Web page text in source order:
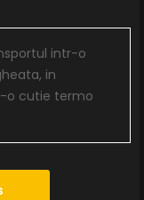
intr-o
in
o cutie termo